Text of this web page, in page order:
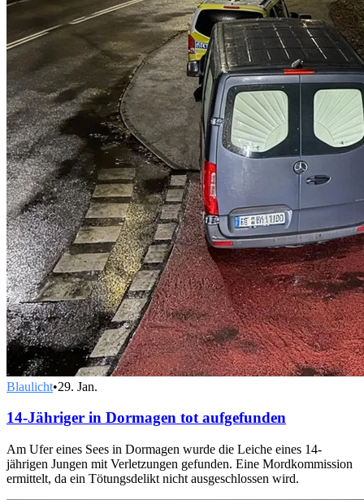
Blaulicht•29. Jan.
14-Jähriger in Dormagen tot aufgefunden
Am Ufer eines Sees in Dormagen wurde die Leiche eines 14-
jährigen Jungen mit Verletzungen gefunden. Eine Mordkommission
ermittelt, da ein Tötungsdelikt nicht ausgeschlossen wird.